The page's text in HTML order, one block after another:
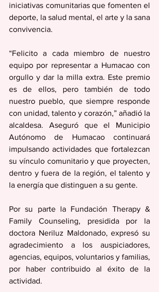
iniciativas comunitarias que fomenten el
deporte, la salud mental, el arte y la sana
convivencia.
“Felicito a cada miembro de nuestro
equipo por representar a Humacao con
orgullo y dar la milla extra. Este premio
es de ellos, pero también de todo
nuestro pueblo, que siempre responde
con unidad, talento y corazón,” añadió la
alcaldesa. Aseguró que el Municipio
Autónomo de Humacao continuará
impulsando actividades que fortalezcan
su vínculo comunitario y que proyecten,
dentro y fuera de la región, el talento y
la energía que distinguen a su gente.
Por su parte la Fundación Therapy &
Family Counseling, presidida por la
doctora Neriluz Maldonado, expresó su
agradecimiento a los auspiciadores,
agencias, equipos, voluntarios y familias,
por haber contribuido al éxito de la
actividad.